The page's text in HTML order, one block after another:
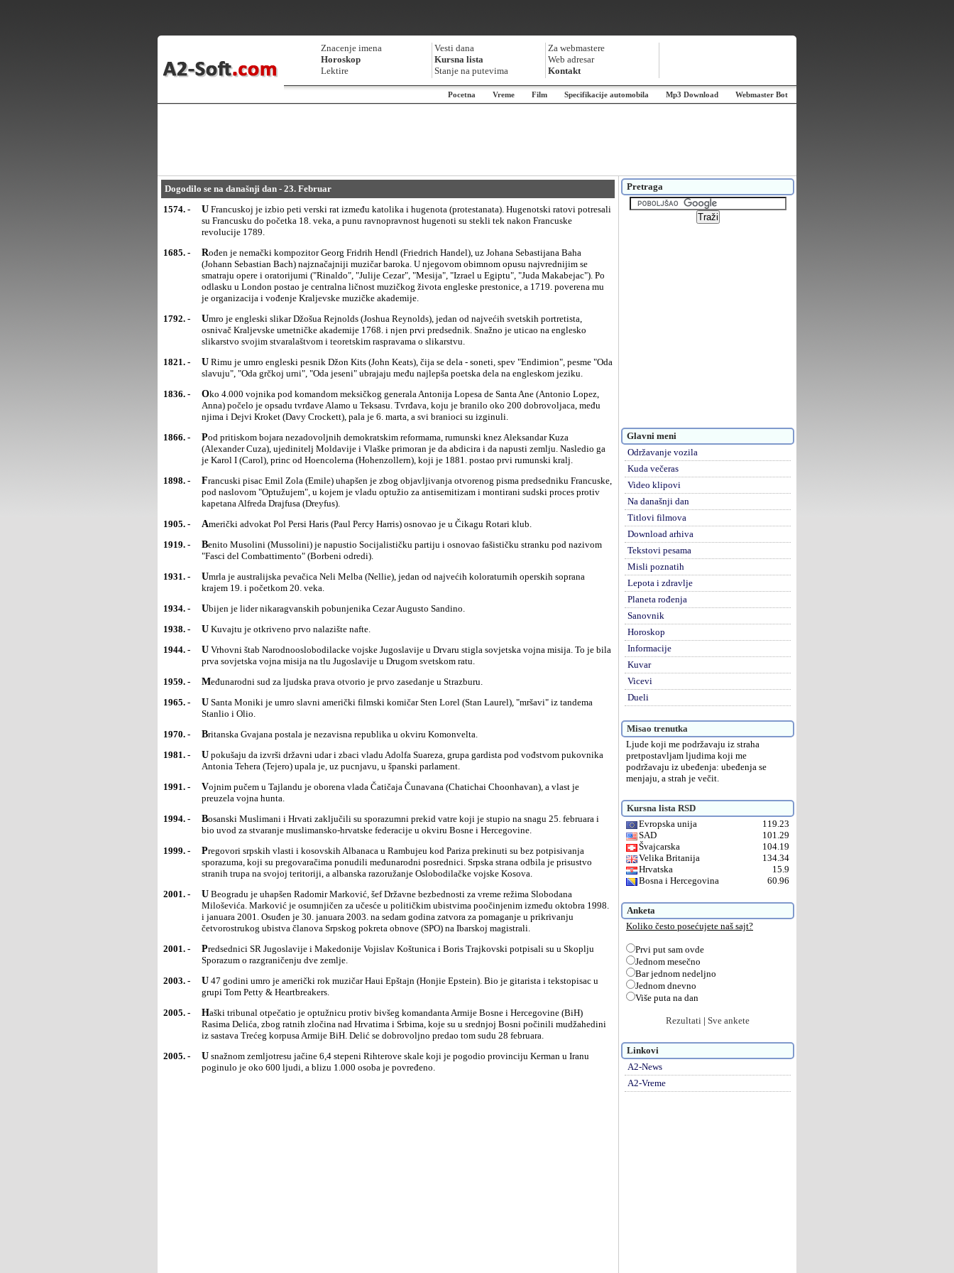
Znacenje imena
Horoskop
Lektire
Vesti dana
Kursna lista
Stanje na putevima
Za webmastere
Web adresar
Kontakt
Pocetna Vreme Film Specifikacije automobila Mp3 Download Webmaster Bot
Dogodilo se na današnji dan - 23. Februar
1574. -
U Francuskoj je izbio peti verski rat između katolika i hugenota (protestanata). Hugenotski ratovi potresali
su Francusku do početka 18. veka, a punu ravnopravnost hugenoti su stekli tek nakon Francuske
revolucije 1789.
1685. -
Rođen je nemački kompozitor Georg Fridrih Hendl (Friedrich Handel), uz Johana Sebastijana Baha
(Johann Sebastian Bach) najznačajniji muzičar baroka. U njegovom obimnom opusu najvrednijim se
smatraju opere i oratorijumi ("Rinaldo", "Julije Cezar", "Mesija", "Izrael u Egiptu", "Juda Makabejac"). Po
odlasku u London postao je centralna ličnost muzičkog života engleske prestonice, a 1719. poverena mu
je organizacija i vođenje Kraljevske muzičke akademije.
1792. -
Umro je engleski slikar Džošua Rejnolds (Joshua Reynolds), jedan od najvećih svetskih portretista,
osnivač Kraljevske umetničke akademije 1768. i njen prvi predsednik. Snažno je uticao na englesko
slikarstvo svojim stvaralaštvom i teoretskim raspravama o slikarstvu.
1821. -
U Rimu je umro engleski pesnik Džon Kits (John Keats), čija se dela - soneti, spev "Endimion", pesme "Oda
slavuju", "Oda grčkoj urni", "Oda jeseni" ubrajaju među najlepša poetska dela na engleskom jeziku.
1836. -
Oko 4.000 vojnika pod komandom meksičkog generala Antonija Lopesa de Santa Ane (Antonio Lopez,
Anna) počelo je opsadu tvrđave Alamo u Teksasu. Tvrđava, koju je branilo oko 200 dobrovoljaca, među
njima i Dejvi Kroket (Davy Crockett), pala je 6. marta, a svi branioci su izginuli.
1866. -
Pod pritiskom bojara nezadovoljnih demokratskim reformama, rumunski knez Aleksandar Kuza
(Alexander Cuza), ujedinitelj Moldavije i Vlaške primoran je da abdicira i da napusti zemlju. Nasledio ga
je Karol I (Carol), princ od Hoencolerna (Hohenzollern), koji je 1881. postao prvi rumunski kralj.
1898. -
Francuski pisac Emil Zola (Emile) uhapšen je zbog objavljivanja otvorenog pisma predsedniku Francuske,
pod naslovom "Optužujem", u kojem je vladu optužio za antisemitizam i montirani sudski proces protiv
kapetana Alfreda Drajfusa (Dreyfus).
1905. -
Američki advokat Pol Persi Haris (Paul Percy Harris) osnovao je u Čikagu Rotari klub.
1919. -
Benito Musolini (Mussolini) je napustio Socijalističku partiju i osnovao fašističku stranku pod nazivom
"Fasci del Combattimento" (Borbeni odredi).
1931. -
Umrla je australijska pevačica Neli Melba (Nellie), jedan od najvećih koloraturnih operskih soprana
krajem 19. i početkom 20. veka.
1934. -
Ubijen je lider nikaragvanskih pobunjenika Cezar Augusto Sandino.
1938. -
U Kuvajtu je otkriveno prvo nalazište nafte.
1944. -
U Vrhovni štab Narodnooslobodilacke vojske Jugoslavije u Drvaru stigla sovjetska vojna misija. To je bila
prva sovjetska vojna misija na tlu Jugoslavije u Drugom svetskom ratu.
1959. -
Međunarodni sud za ljudska prava otvorio je prvo zasedanje u Strazburu.
1965. -
U Santa Moniki je umro slavni američki filmski komičar Sten Lorel (Stan Laurel), "mršavi" iz tandema
Stanlio i Olio.
1970. -
Britanska Gvajana postala je nezavisna republika u okviru Komonvelta.
1981. -
U pokušaju da izvrši državni udar i zbaci vladu Adolfa Suareza, grupa gardista pod vođstvom pukovnika
Antonia Tehera (Tejero) upala je, uz pucnjavu, u španski parlament.
1991. -
Vojnim pučem u Tajlandu je oborena vlada Čatičaja Čunavana (Chatichai Choonhavan), a vlast je
preuzela vojna hunta.
1994. -
Bosanski Muslimani i Hrvati zaključili su sporazumni prekid vatre koji je stupio na snagu 25. februara i
bio uvod za stvaranje muslimansko-hrvatske federacije u okviru Bosne i Hercegovine.
1999. -
Pregovori srpskih vlasti i kosovskih Albanaca u Rambujeu kod Pariza prekinuti su bez potpisivanja
sporazuma, koji su pregovaračima ponudili međunarodni posrednici. Srpska strana odbila je prisustvo
stranih trupa na svojoj teritoriji, a albanska razoružanje Oslobodilačke vojske Kosova.
2001. -
U Beogradu je uhapšen Radomir Marković, šef Državne bezbednosti za vreme režima Slobodana
Miloševića. Marković je osumnjičen za učesće u političkim ubistvima poočinjenim između oktobra 1998.
i januara 2001. Osuđen je 30. januara 2003. na sedam godina zatvora za pomaganje u prikrivanju
četvorostrukog ubistva članova Srpskog pokreta obnove (SPO) na Ibarskoj magistrali.
2001. -
Predsednici SR Jugoslavije i Makedonije Vojislav Koštunica i Boris Trajkovski potpisali su u Skoplju
Sporazum o razgraničenju dve zemlje.
2003. -
U 47 godini umro je američki rok muzičar Haui Epštajn (Honjie Epstein). Bio je gitarista i tekstopisac u
grupi Tom Petty & Heartbreakers.
2005. -
Haški tribunal otpečatio je optužnicu protiv bivšeg komandanta Armije Bosne i Hercegovine (BiH)
Rasima Delića, zbog ratnih zločina nad Hrvatima i Srbima, koje su u srednjoj Bosni počinili mudžahedini
iz sastava Trećeg korpusa Armije BiH. Delić se dobrovoljno predao tom sudu 28 februara.
2005. -
U snažnom zemljotresu jačine 6,4 stepeni Rihterove skale koji je pogodio provinciju Kerman u Iranu
poginulo je oko 600 ljudi, a blizu 1.000 osoba je povređeno.
Pretraga
Glavni meni
Održavanje vozila
Kuda večeras
Video klipovi
Na današnji dan
Titlovi filmova
Download arhiva
Tekstovi pesama
Misli poznatih
Lepota i zdravlje
Planeta rođenja
Sanovnik
Horoskop
Informacije
Kuvar
Vicevi
Dueli
Misao trenutka
Ljude koji me podržavaju iz straha
pretpostavljam ljudima koji me
podržavaju iz ubeđenja: ubeđenja se
menjaju, a strah je večit.
Kursna lista RSD
Evropska unija
119.23
SAD
101.29
Švajcarska
104.19
Velika Britanija
134.34
Hrvatska
15.9
Bosna i Hercegovina
60.96
Anketa
Koliko često posećujete naš sajt?
Prvi put sam ovde
Jednom mesečno
Bar jednom nedeljno
Jednom dnevno
Više puta na dan
Rezultati | Sve ankete
Linkovi
A2-News
A2-Vreme